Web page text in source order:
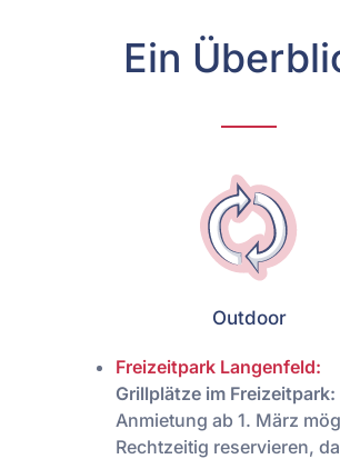
Ein
Outdoor
Freizeitpark Langenfeld:
Grillplätze im Freizeitpark:
Anmietung ab 1. März
Rechtzeitig reservieren,